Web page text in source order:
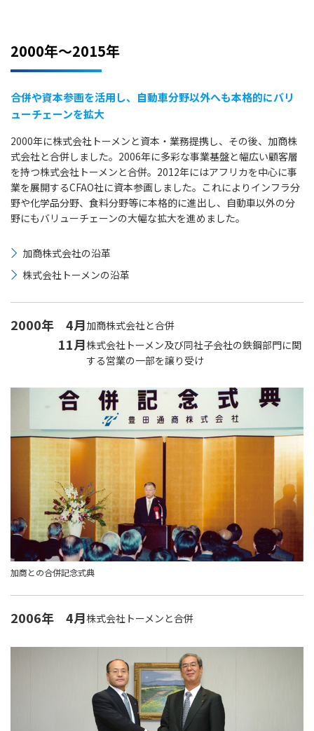
2000年～2015年
合併や資本参画を活用し、自動車分野以外へも本格的にバリ
ューチェーンを拡大
2000年に株式会社トーメンと資本・業務提携し、その後、加商株
式会社と合併しました。2006年に多彩な事業基盤と幅広い顧客層
を持つ株式会社トーメンと合併。2012年にはアフリカを中心に事
業を展開するCFAO社に資本参画しました。これによりインフラ分
野や化学品分野、食料分野等に本格的に進出し、自動車以外の分
野にもバリューチェーンの大幅な拡大を進めました。
加商株式会社の沿革
株式会社トーメンの沿革
2000年 4月加商株式会社と合併
11月株式会社トーメン及び同社子会社の鉄鋼部門に関
する営業の一部を譲り受け
加商との合併記念式典
2006年 4月株式会社トーメンと合併